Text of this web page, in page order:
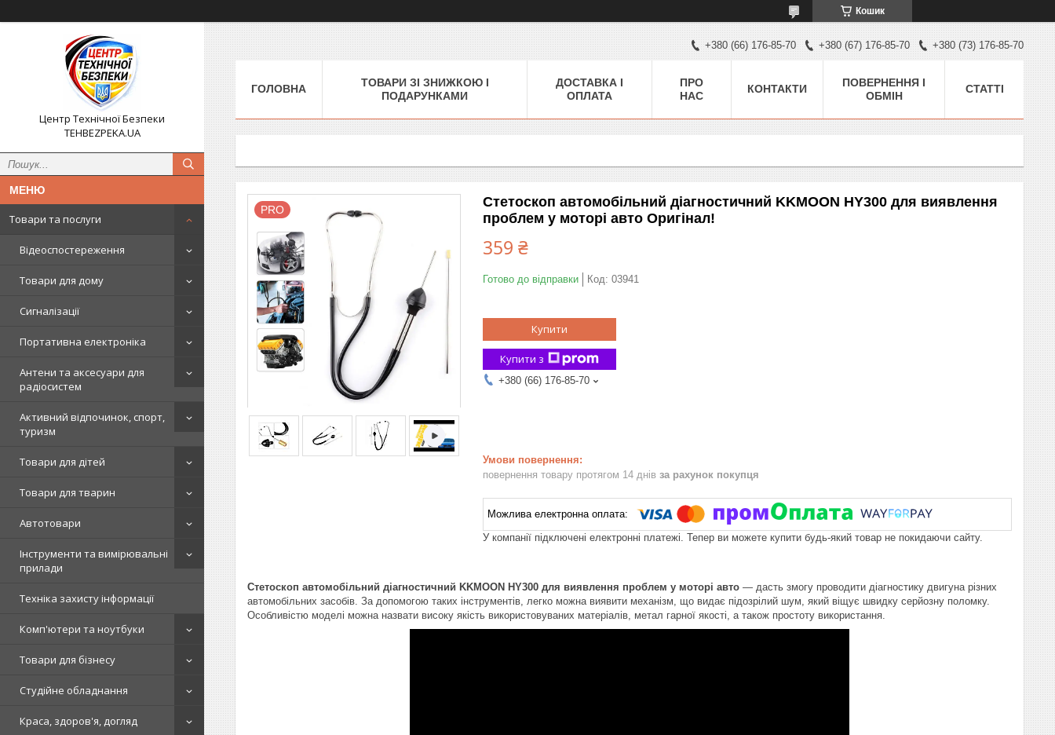
Кошик
Центр Технічної Безпеки
TEHBEZPEKA.UA
Товари та послуги
Відеоспостереження
Товари для дому
Сигналізації
Портативна електроніка
Антени та аксесуари для
радіосистем
Активний відпочинок, спорт,
туризм
Товари для дітей
Товари для тварин
Автотовари
Інструменти та вимірювальні
прилади
Техніка захисту інформації
Комп'ютери та ноутбуки
Товари для бізнесу
Студійне обладнання
Краса, здоров'я, догляд
+380 (66) 176-85-70 +380 (67) 176-85-70 +380 (73) 176-85-70
ГОЛОВНА
ТОВАРИ ЗІ ЗНИЖКОЮ І
ПОДАРУНКАМИ
ДОСТАВКА І
ОПЛАТА
ПРО
НАС
КОНТАКТИ
ПОВЕРНЕННЯ І
ОБМІН
СТАТТІ
PRO
Стетоскоп автомобільний діагностичний KKMOON HY300 для виявлення
проблем у моторі авто Оригінал!
359 ₴
Готово до відправки Код: 03941
Купити
Купити з
+380 (66) 176-85-70
повернення товару протягом 14 днів за рахунок покупця
У компанії підключені електронні платежі. Тепер ви можете купити будь-який товар не покидаючи сайту.
Стетоскоп автомобільний діагностичний KKMOON HY300 для виявлення проблем у моторі авто — дасть змогу проводити діагностику двигуна різних
автомобільних засобів. За допомогою таких інструментів, легко можна виявити механізм, що видає підозрілий шум, який віщує швидку серйозну поломку.
Особливістю моделі можна назвати високу якість використовуваних матеріалів, метал гарної якості, а також простоту використання.